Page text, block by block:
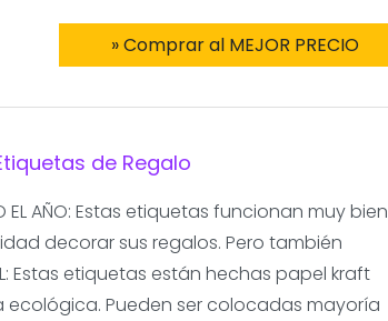
» Comprar al MEJOR PRECIO
de Regalo
EL AÑO: Estas etiquetas funcionan muy bien
decorar sus regalos. Pero también
Estas etiquetas están hechas papel kraft
ecológica. Pueden ser colocadas mayoría